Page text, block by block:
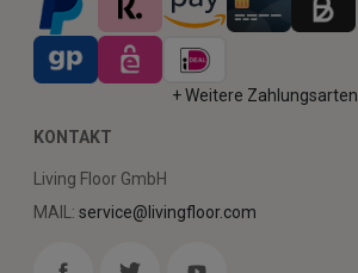
+ Weitere Zahlungsarten
KONTAKT
Living Floor GmbH
MAIL: service@livingfloor.com